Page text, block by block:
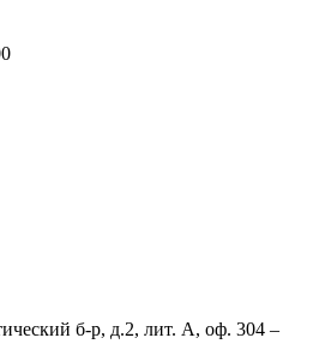
б-р, д.2, лит. А, оф. 304 –